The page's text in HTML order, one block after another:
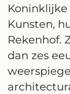
Koninklijke
Kunsten,
Rekenhof.
dan zes